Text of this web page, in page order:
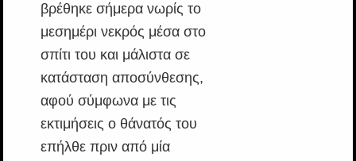
βρέθηκε σήμερα νωρίς το
μεσημέρι νεκρός μέσα στο
σπίτι του και μάλιστα σε
κατάσταση αποσύνθεσης,
αφού σύμφωνα με τις
εκτιμήσεις ο θάνατός του
επήλθε πριν από μία